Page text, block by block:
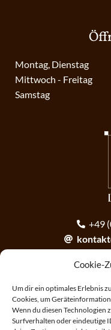
Cookie-
Um dir ein optimales Erlebnis
Cookies, um
Wenn du diesen Technologien
Surfverhalten oder eindeutige
Montag, Dienstag
Mittwoch - Freitag
Samstag
+49
Anmeldung zum